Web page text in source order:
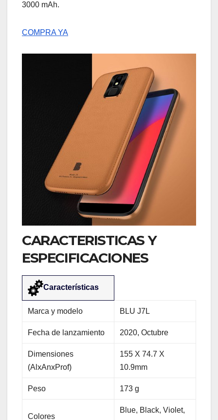
3000 mAh.
COMPRA YA
CARACTERISTICAS Y
ESPECIFICACIONES
Características
Marca y modelo BLU J7L
Fecha de lanzamiento 2020, Octubre
Dimensiones
(AlxAnxProf)
155 Х 74.7 Х
10.9mm
Peso 173 g
Colores
Blue, Black, Violet,